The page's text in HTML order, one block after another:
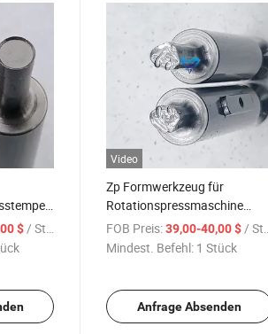
$/ Stück
Video
Zp Formwerkzeug für
Rotationspressmaschine
Zp12/Zp10/Zp9/ Maschinen
Rotationspressform
FOB Preis: 39,00-40,00 $ / Stück
Mindest. Befehl: 1 Stück
Anfrage Absenden